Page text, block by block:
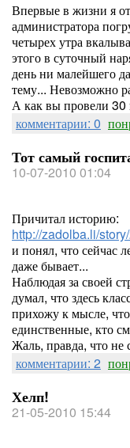
Впервые в жизни я
администратора
четырех утра
этого в суточный
день ни малейшего
тему... Невозможно
А как вы провели 30
комментарии: 0
Тот самый
10-07-2010 01:04
Причитал историю:
http://zadolba.li/
и понял, что сейчас
даже бывает...
Наблюдая за своей
думал, что здесь
прихожу к мысле,
единственные, кто
Жаль, правда, что не
комментарии: 2
Хелп!
21-05-2010 15:44